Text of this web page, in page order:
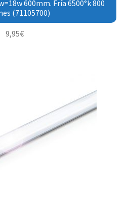
600mm. Fría 6500°k 800
(71105700)
9,95€